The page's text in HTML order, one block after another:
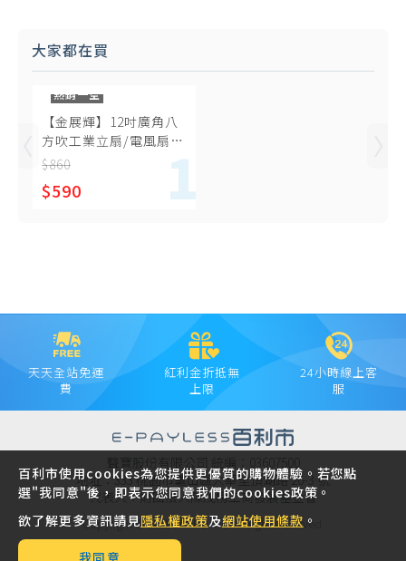
大家都在買
熱銷一空
【金展輝】12吋廣角八
方吹工業立扇/電風扇
AB-1211
$860
$590
天天全站免運
費
紅利金折抵無
上限
24小時線上客
服
聲寶股份有限公司 統編：03607500
地址：333 桃園市龜山區大華里頂湖路 26-3 號
代表人：財團法人陳茂榜工商發展基金會
Copyright © 2021 SAMPO INC. All rights reserved.
百利市使用cookies為您提供更優質的購物體驗。若您點
選"我同意"後，即表示您同意我們的cookies政策。
欲了解更多資訊請見隱私權政策及網站使用條款 。
我同意